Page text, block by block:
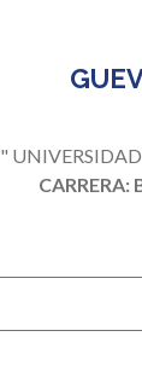
"
CARRERA: